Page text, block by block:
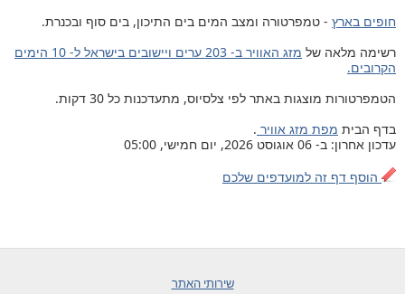
חופים בארץ - טמפרטורה ומצב המים בים התיכון, בים סוף ובכנרת.
רשימה מלאה של
מזג האוויר ב- 203 ערים ויישובים בישראל ל- 10 הימים
הקרובים.
הטמפרטורות מוצגות באתר לפי צלסיוס, מתעדכנות כל 30 דקות.
בדף הבית מפת מזג אוויר .
עדכון אחרון: ב- 06 אוגוסט 2026, יום חמישי, 05:00
הוסף דף זה למועדפים שלכם
שירותי האתר